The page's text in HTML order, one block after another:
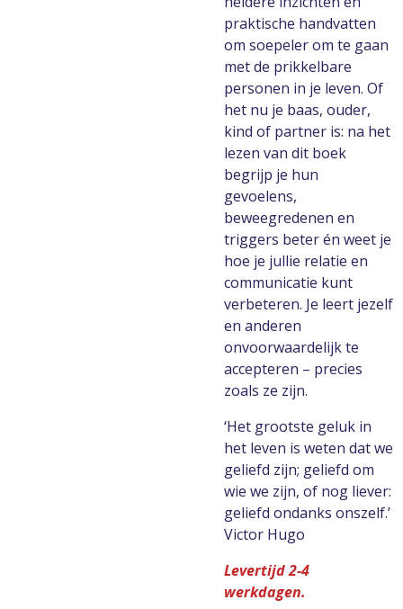
praktische handvatten
om soepeler om te gaan
met de prikkelbare
personen in je leven. Of
het nu je baas, ouder,
kind of partner is: na het
lezen van dit boek
begrijp je hun
gevoelens,
beweegredenen en
triggers beter én weet je
hoe je jullie relatie en
communicatie kunt
verbeteren. Je leert jezelf
en anderen
onvoorwaardelijk te
accepteren – precies
zoals ze zijn.
‘Het grootste geluk in
het leven is weten dat we
geliefd zijn; geliefd om
wie we zijn, of nog liever:
geliefd ondanks onszelf.’
Victor Hugo
Levertijd 2-4
werkdagen.